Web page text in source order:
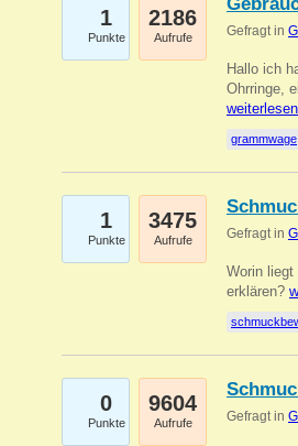
1
Punkte
2186
Aufrufe Gefragt in
Hallo ich
Ohrringe,
weiterlesen
grammwage
1
Punkte
3475
Aufrufe Gefragt in
Worin liegt
erklären?
0
Punkte
9604
Aufrufe Gefragt in